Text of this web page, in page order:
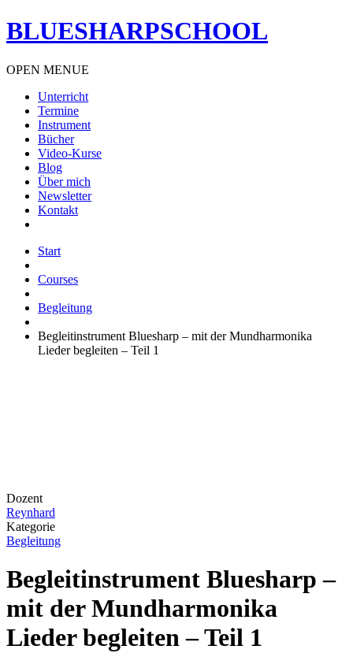
BLUESHARPSCHOOL
OPEN MENUE
Unterricht
Termine
Instrument
Bücher
Video-Kurse
Blog
Über mich
Newsletter
Kontakt
Start
Courses
Begleitung
Begleitinstrument Bluesharp – mit der Mundharmonika
Lieder begleiten – Teil 1
Dozent
Reynhard
Kategorie
Begleitung
Begleitinstrument Bluesharp –
mit der Mundharmonika
Lieder begleiten – Teil 1